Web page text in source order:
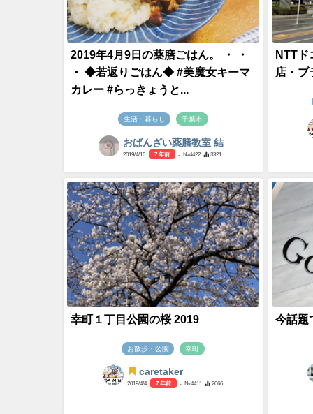
2019年4月9日の薬膳ごはん。 ・ ・
・ ◆若返りごはん◆ #美魔女キーマ
カレー #らっきょうと...
生活・暮らし 千葉市
おばんざい薬膳教室 結
2019/4/10 7 年前 - №4422 3321
NTTド
店・ブ
幸町１丁目公園の桜 2019
お散歩・公園 幸町
caretaker
2019/4/4 7 年前 - №4411 2066
今話題